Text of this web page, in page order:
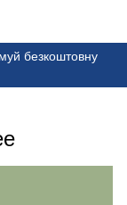
безкоштовну